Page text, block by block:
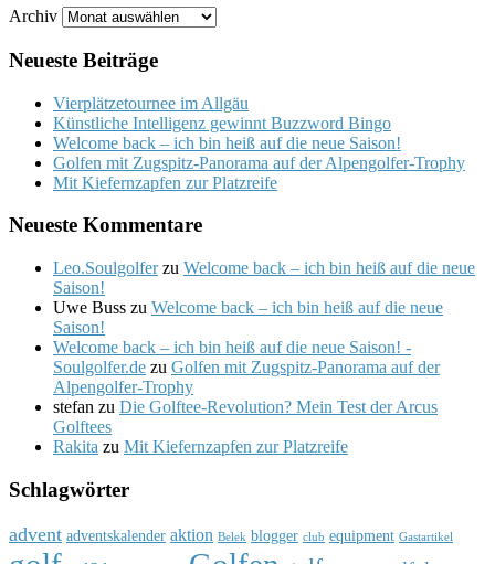
Archiv
Neueste Beiträge
Vierplätzetournee im Allgäu
Künstliche Intelligenz gewinnt Buzzword Bingo
Welcome back – ich bin heiß auf die neue Saison!
Golfen mit Zugspitz-Panorama auf der Alpengolfer-Trophy
Mit Kiefernzapfen zur Platzreife
Neueste Kommentare
Leo.Soulgolferzu Welcome back – ich bin heiß auf die neue
Saison!
Uwe Buss zu Welcome back – ich bin heiß auf die neue
Saison!
Welcome back – ich bin heiß auf die neue Saison! -
Soulgolfer.de zu Golfen mit Zugspitz-Panorama auf der
Alpengolfer-Trophy
stefan zu Die Golftee-Revolution? Mein Test der Arcus
Golftees
Rakita zu Mit Kiefernzapfen zur Platzreife
Schlagwörter
advent adventskalender aktion Belek blogger club equipment Gastartikel